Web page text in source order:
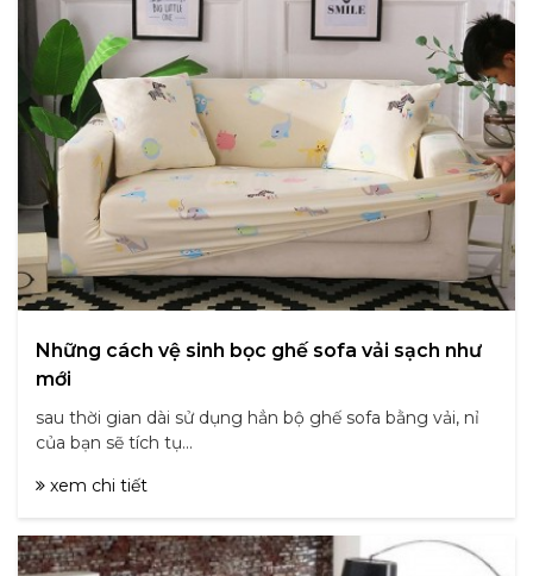
Những cách vệ sinh bọc ghế sofa vải sạch như
mới
sau thời gian dài sử dụng hẳn bộ ghế sofa bằng vải, nỉ
của bạn sẽ tích tụ...
xem chi tiết